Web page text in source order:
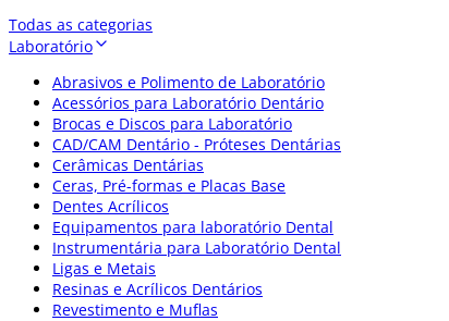
Todas as categorias
Laboratório
Abrasivos e Polimento de Laboratório
Acessórios para Laboratório Dentário
Brocas e Discos para Laboratório
CAD/CAM Dentário - Próteses Dentárias
Cerâmicas Dentárias
Ceras, Pré-formas e Placas Base
Dentes Acrílicos
Equipamentos para laboratório Dental
Instrumentária para Laboratório Dental
Ligas e Metais
Resinas e Acrílicos Dentários
Revestimento e Muflas